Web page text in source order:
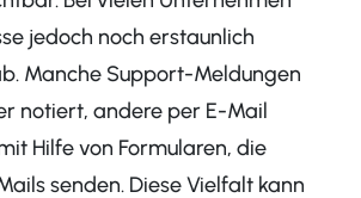
jedoch noch erstaunlich
Manche Support-Meldungen
notiert, andere per E-Mail
Hilfe von Formularen, die
senden. Diese Vielfalt kann